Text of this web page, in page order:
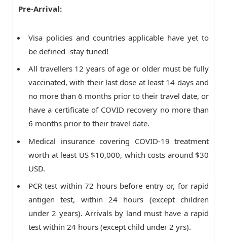
Pre-Arrival:
Visa policies and countries applicable have yet to
be defined -stay tuned!
All travellers 12 years of age or older must be fully
vaccinated, with their last dose at least 14 days and
no more than 6 months prior to their travel date, or
have a certificate of COVID recovery no more than
6 months prior to their travel date.
Medical insurance covering COVID-19 treatment
worth at least US $10,000, which costs around $30
USD.
PCR test within 72 hours before entry or, for rapid
antigen test, within 24 hours (except children
under 2 years). Arrivals by land must have a rapid
test within 24 hours (except child under 2 yrs).